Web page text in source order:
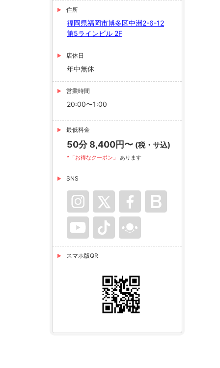
住所
福岡県福岡市博多区中洲2-6-12
第5ラインビル 2F
店休日
年中無休
営業時間
20:00〜1:00
最低料金
50分 8,400円〜 (税・サ込)
*「お得なクーポン」 あります
SNS
スマホ版QR